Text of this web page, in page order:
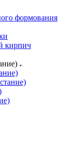
формования
кирпич